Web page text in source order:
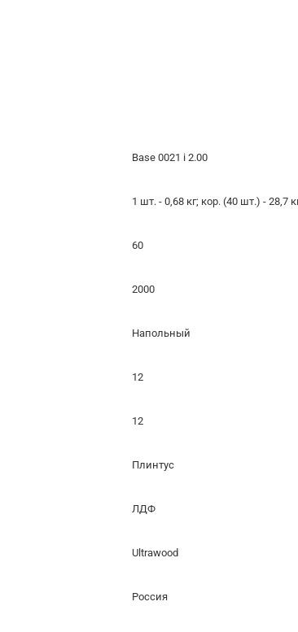
Base 0021 i 2.00
1 шт. - 0,68 кг; кор. (40 шт.) - 28,7
60
2000
Напольный
12
12
Плинтус
ЛДФ
Ultrawood
Россия